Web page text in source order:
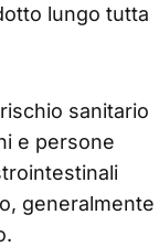
lungo tutta
sanitario
e persone
generalmente